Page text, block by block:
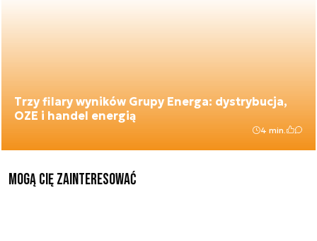
Trzy filary wyników Grupy Energa: dystrybucja,
OZE i handel energią
4 min.
Mogą Cię zainteresować